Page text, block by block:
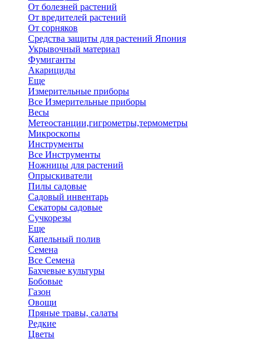
От болезней растений
От вредителей растений
От сорняков
Средства защиты для растений Япония
Укрывочный материал
Фумиганты
Акарициды
Еще
Измерительные приборы
Все Измерительные приборы
Весы
Метеостанции,гигрометры,термометры
Микроскопы
Инструменты
Все Инструменты
Ножницы для растений
Опрыскиватели
Пилы садовые
Садовый инвентарь
Секаторы садовые
Сучкорезы
Еще
Капельный полив
Семена
Все Семена
Бахчевые культуры
Бобовые
Газон
Овощи
Пряные травы, салаты
Редкие
Цветы